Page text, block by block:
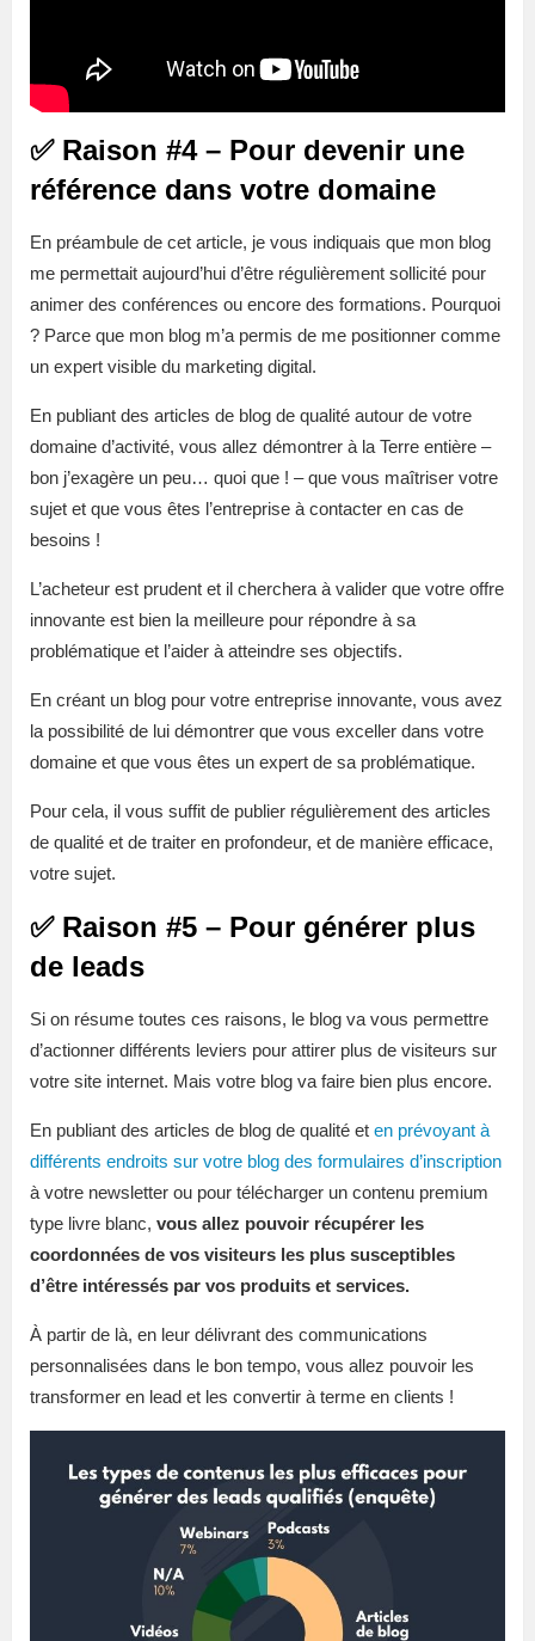
✅ Raison #4 – Pour devenir une
référence dans votre domaine
En préambule de cet article, je vous indiquais que mon blog
me permettait aujourd’hui d’être régulièrement sollicité pour
animer des conférences ou encore des formations. Pourquoi
? Parce que mon blog m’a permis de me positionner comme
un expert visible du marketing digital.
En publiant des articles de blog de qualité autour de votre
domaine d’activité, vous allez démontrer à la Terre entière –
bon j’exagère un peu… quoi que ! – que vous maîtriser votre
sujet et que vous êtes l’entreprise à contacter en cas de
besoins !
L’acheteur est prudent et il cherchera à valider que votre offre
innovante est bien la meilleure pour répondre à sa
problématique et l’aider à atteindre ses objectifs.
En créant un blog pour votre entreprise innovante, vous avez
la possibilité de lui démontrer que vous exceller dans votre
domaine et que vous êtes un expert de sa problématique.
Pour cela, il vous suffit de publier régulièrement des articles
de qualité et de traiter en profondeur, et de manière efficace,
votre sujet.
✅ Raison #5 – Pour générer plus
de leads
Si on résume toutes ces raisons, le blog va vous permettre
d’actionner différents leviers pour attirer plus de visiteurs sur
votre site internet. Mais votre blog va faire bien plus encore.
En publiant des articles de blog de qualité et en prévoyant à
différents endroits sur votre blog des formulaires d’inscription
à votre newsletter ou pour télécharger un contenu premium
type livre blanc, vous allez pouvoir récupérer les
coordonnées de vos visiteurs les plus susceptibles
d’être intéressés par vos produits et services.
À partir de là, en leur délivrant des communications
personnalisées dans le bon tempo, vous allez pouvoir les
transformer en lead et les convertir à terme en clients !